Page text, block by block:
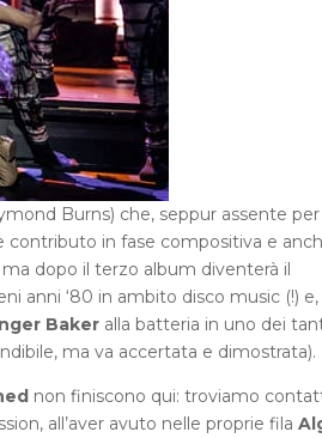
Burns) che, seppur assente per
contributo in fase compositiva e
dopo il terzo album diventerà il
anni ‘80 in ambito disco music (!) e,
Bakeralla batteria in uno dei
ma va accertata e dimostrata).
non finiscono qui: troviamo
all’aver avuto nelle proprie fila